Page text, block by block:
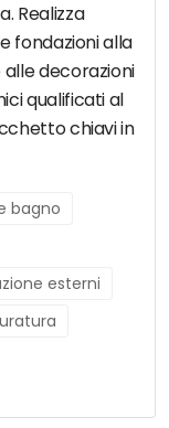
Realizza
fondazioni alla
decorazioni
qualificati al
chiavi in
bagno
esterni